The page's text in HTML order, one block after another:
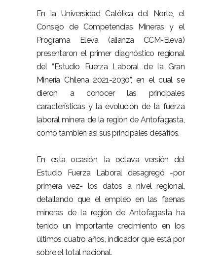
En la Universidad Católica del Norte, el
Consejo de Competencias Mineras y el
Programa Eleva (alianza CCM-Eleva)
presentaron el primer diagnóstico regional
del “Estudio Fuerza Laboral de la Gran
Minería Chilena 2021-2030”, en el cual se
dieron a conocer las principales
características y la evolución de la fuerza
laboral minera de la región de Antofagasta,
como también así sus principales desafíos.
En esta ocasión, la octava versión del
Estudio Fuerza Laboral desagregó -por
primera vez- los datos a nivel regional,
detallando que el empleo en las faenas
mineras de la región de Antofagasta ha
tenido un importante crecimiento en los
últimos cuatro años, indicador que está por
sobre el total nacional.